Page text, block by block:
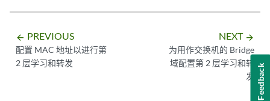
arrow_backward PREVIOUS
配置 MAC 地址以进行第
2 层学习和转发
NEXT arrow_forward
为用作交换机的 Bridge
域配置第 2 层学习和转
发
Feedback